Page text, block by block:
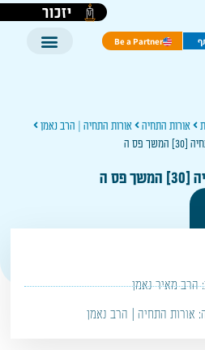
יזכור
Be a Partner
אורות התחיה
אורות התחיה | הרב נאמן
פס ה
פס ה
הרב מאיר נאמן
אורות התחיה | הרב נאמן